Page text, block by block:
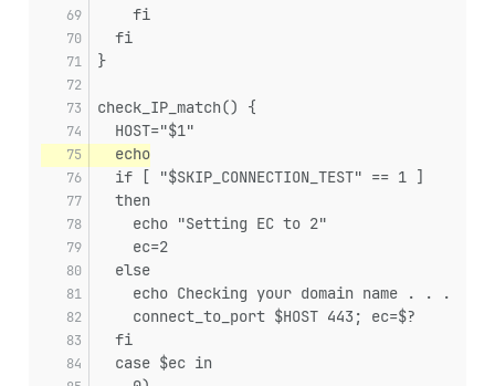
    fi
  fi
}
check_IP_match() {
  HOST="$1"
  echo
  if [ "$SKIP_CONNECTION_TEST" == 1 ]
  then
    echo "Setting EC to 2"
    ec=2
  else
    echo Checking your domain name . . .
    connect_to_port $HOST 443; ec=$?
  fi
  case $ec in